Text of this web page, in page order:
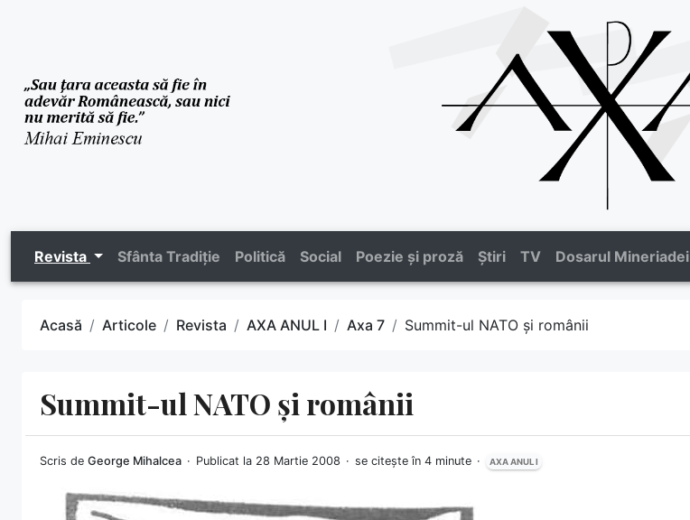
Revista Sfânta Tradiție Politică Social Poezie și proză Știri TV Dosarul Mineriadei
Acasă Articole Revista AXA ANUL I Axa 7 Summit-ul NATO și românii
Summit-ul NATO și românii
Scris de George Mihalcea Publicat la 28 Martie 2008 se citește în 4 minute AXA ANUL I